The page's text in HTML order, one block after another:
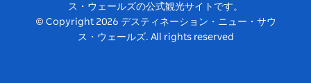
ビビッド・シドニー
ス・ウェールズの公式観光サイトです。
© Copyright 2026 デスティネーション・ニュー・サウ
ス・ウェールズ. All rights reserved